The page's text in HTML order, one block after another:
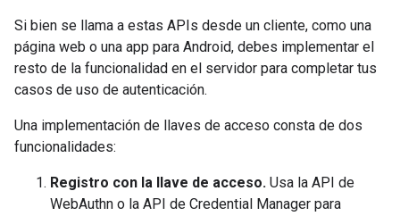
Si bien se llama a estas APIs desde un cliente, como una
página web o una app para Android, debes implementar el
resto de la funcionalidad en el servidor para completar tus
casos de uso de autenticación.
Una implementación de llaves de acceso consta de dos
funcionalidades:
Registro con la llave de acceso. Usa la API de
WebAuthn o la API de Credential Manager para